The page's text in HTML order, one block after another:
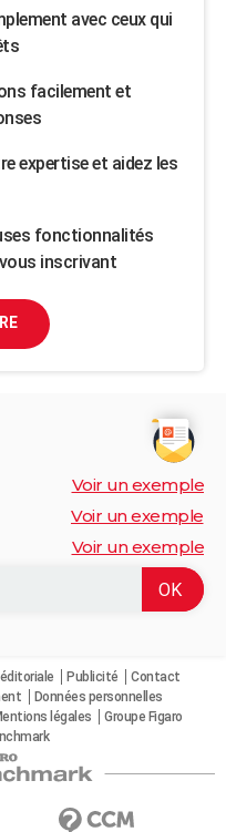
avec ceux qui
facilement et
expertise et aidez les
fonctionnalités
inscrivant
Voir un exemple
Voir un exemple
Voir un exemple
Publicité
Contact
Données personnelles
légales
Groupe Figaro